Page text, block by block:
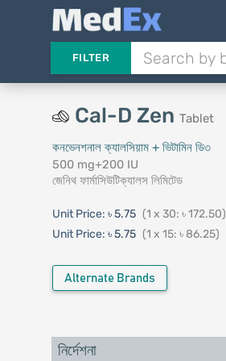
FILTER
Cal-D Zen Tablet
কনভেনশনাল ক্যালসিয়াম + ভিটামিন ডি৩
500 mg+200 IU
জেনিথ ফার্মাসিউটিক্যালস লিমিটেড
Unit Price: ৳ 5.75 (1 x 30: ৳ 172.50)
Unit Price: ৳ 5.75 (1 x 15: ৳ 86.25)
Alternate Brands
নির্দেশনা